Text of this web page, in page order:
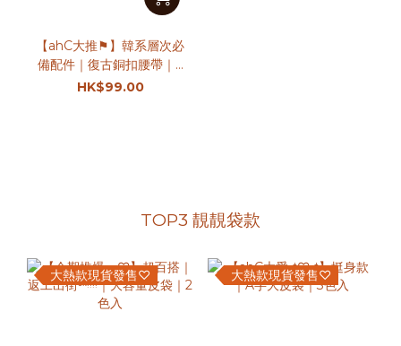
【ahC大推⚑】韓系層次必
備配件｜復古銅扣腰帶｜2
色入
HK$99.00
TOP3 靚靚袋款
大熱款現貨發售♡ 大熱款現貨發售♡